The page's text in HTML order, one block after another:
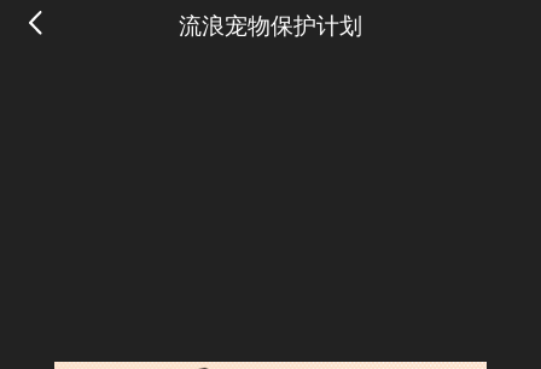
流浪宠物保护计划